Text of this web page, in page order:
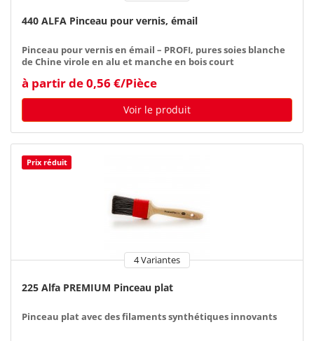
440 ALFA Pinceau pour vernis, émail
Pinceau pour vernis en émail – PROFI, pures soies blanche
de Chine virole en alu et manche en bois court
à partir de 0,56 €/Pièce
Voir le produit
Prix réduit
4 Variantes
225 Alfa PREMIUM Pinceau plat
Pinceau plat avec des filaments synthétiques innovants